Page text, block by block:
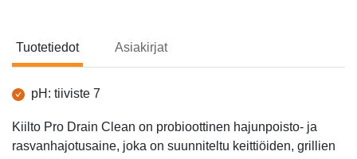
Tuotetiedot Asiakirjat
Tuotetiedot
pH: tiiviste 7
Kiilto Pro Drain Clean on probioottinen hajunpoisto- ja
rasvanhajotusaine, joka on suunniteltu keittiöiden, grillien